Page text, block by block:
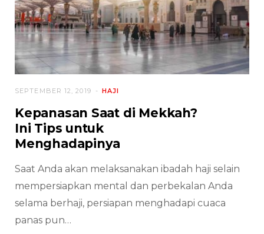
HAJI
SEPTEMBER 12, 2019
Kepanasan Saat di Mekkah?
Ini Tips untuk
Menghadapinya
Saat Anda akan melaksanakan ibadah haji selain
mempersiapkan mental dan perbekalan Anda
selama berhaji, persiapan menghadapi cuaca
panas pun…